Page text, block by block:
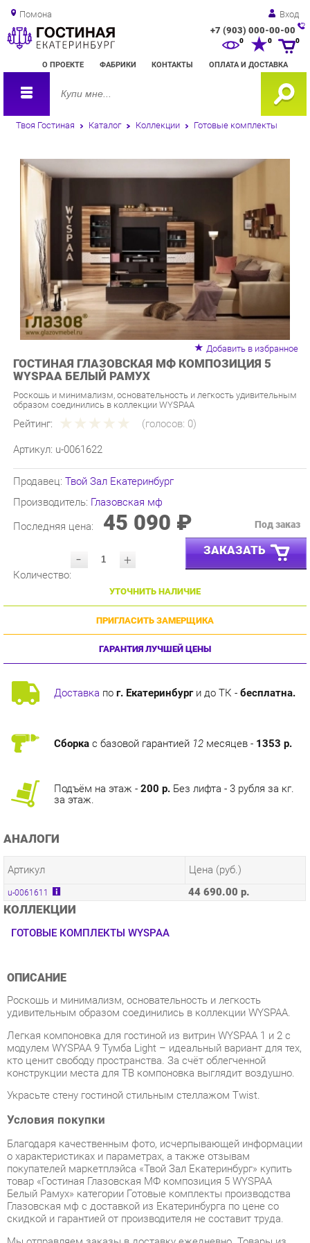
Помона Вход
+7 (903) 000-00-00
О ПРОЕКТЕ ФАБРИКИ КОНТАКТЫ ОПЛАТА И ДОСТАВКА
0 0
Твоя Гостиная Каталог Коллекции Готовые комплекты
ГОСТИНАЯ ГЛАЗОВСКАЯ МФ КОМПОЗИЦИЯ 5
WYSPAA БЕЛЫЙ РАМУХ
Роскошь и минимализм, основательность и легкость удивительным
Рейтинг: (голосов:0)
Артикул: u-0061622
Производитель:Глазовская мф
Последняя цена: 45 090 ₽
- ЗАКАЗАТЬ
УТОЧНИТЬ НАЛИЧИЕ
ПРИГЛАСИТЬ ЗАМЕРЩИКА
ГАРАНТИЯ ЛУЧШЕЙ ЦЕНЫ
Доставкапог. Екатеринбурги до ТК -бесплатна.
АНАЛОГИ
Артикул
u-0061611 44 690.00 р.
КОЛЛЕКЦИИ
ГОТОВЫЕ КОМПЛЕКТЫ WYSPAA
ОПИСАНИЕ
удивительным образом соединились в коллекции WYSPAA.
Легкая компоновка для гостиной из витрин WYSPAA 1 и 2 с
модулем WYSPAA 9 Тумба Light – идеальный вариант для тех,
кто ценит свободу пространства. За счëт облегченной
конструкции места для ТВ компоновка выглядит воздушно.
Украсьте стену гостиной стильным стеллажом Twist.
Условия покупки
Благодаря качественным фото, исчерпывающей информации
покупателей маркетплэйса «Твой Зал Екатеринбург» купить
Белый Рамух» категории Готовые комплекты производства
Глазовская мф с доставкой из Екатеринбурга по цене со
скидкой и гарантией от производителя не составит труда.
Мы отправляем заказы в доставку ежедневно. Товары из
ассортимента в наличии на складе в Екатеринбурге вы
получите не позднее48-ми часовс момента оформления
заказа. Дополнительно вы можете заказать подъём на этаж
и сборку мебельных изделий.